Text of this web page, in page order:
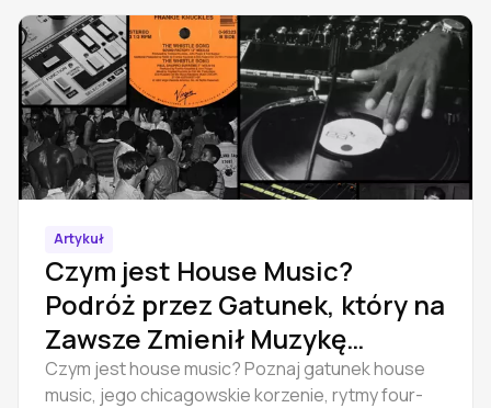
Artykuł
Czym jest House Music?
Podróż przez Gatunek, który na
Zawsze Zmienił Muzykę
Taneczną
Czym jest house music? Poznaj gatunek house
music, jego chicagowskie korzenie, rytmy four-